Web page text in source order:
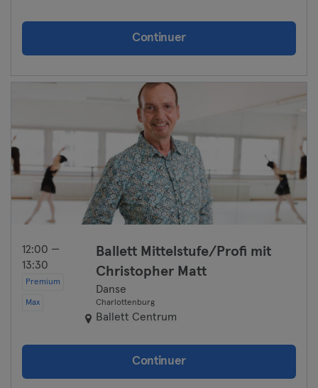
Continuer
12:00 —
13:30
Premium
Max
Ballett Mittelstufe/Profi mit
Christopher Matt
Danse
Charlottenburg
Ballett Centrum
Continuer
Straubing
Ulm
Weiden
Wolfsburg
Wuppertal